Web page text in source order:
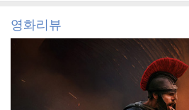
영화리뷰